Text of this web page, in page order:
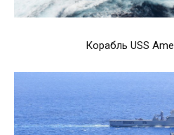
Корабль USS